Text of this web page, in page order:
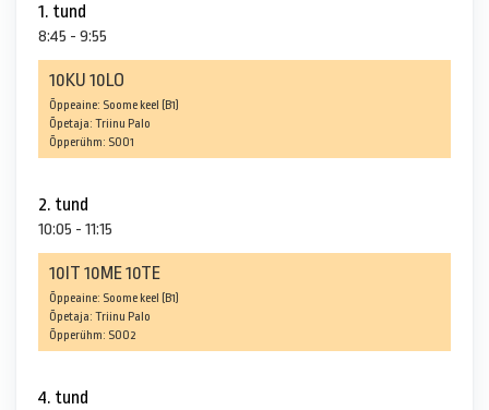
1. tund
8:45 - 9:55
10KU 10LO
Õppeaine: Soome keel (B1)
Õpetaja: Triinu Palo
Õpperühm: SOO1
2. tund
10:05 - 11:15
10IT 10ME 10TE
Õppeaine: Soome keel (B1)
Õpetaja: Triinu Palo
Õpperühm: SOO2
4. tund